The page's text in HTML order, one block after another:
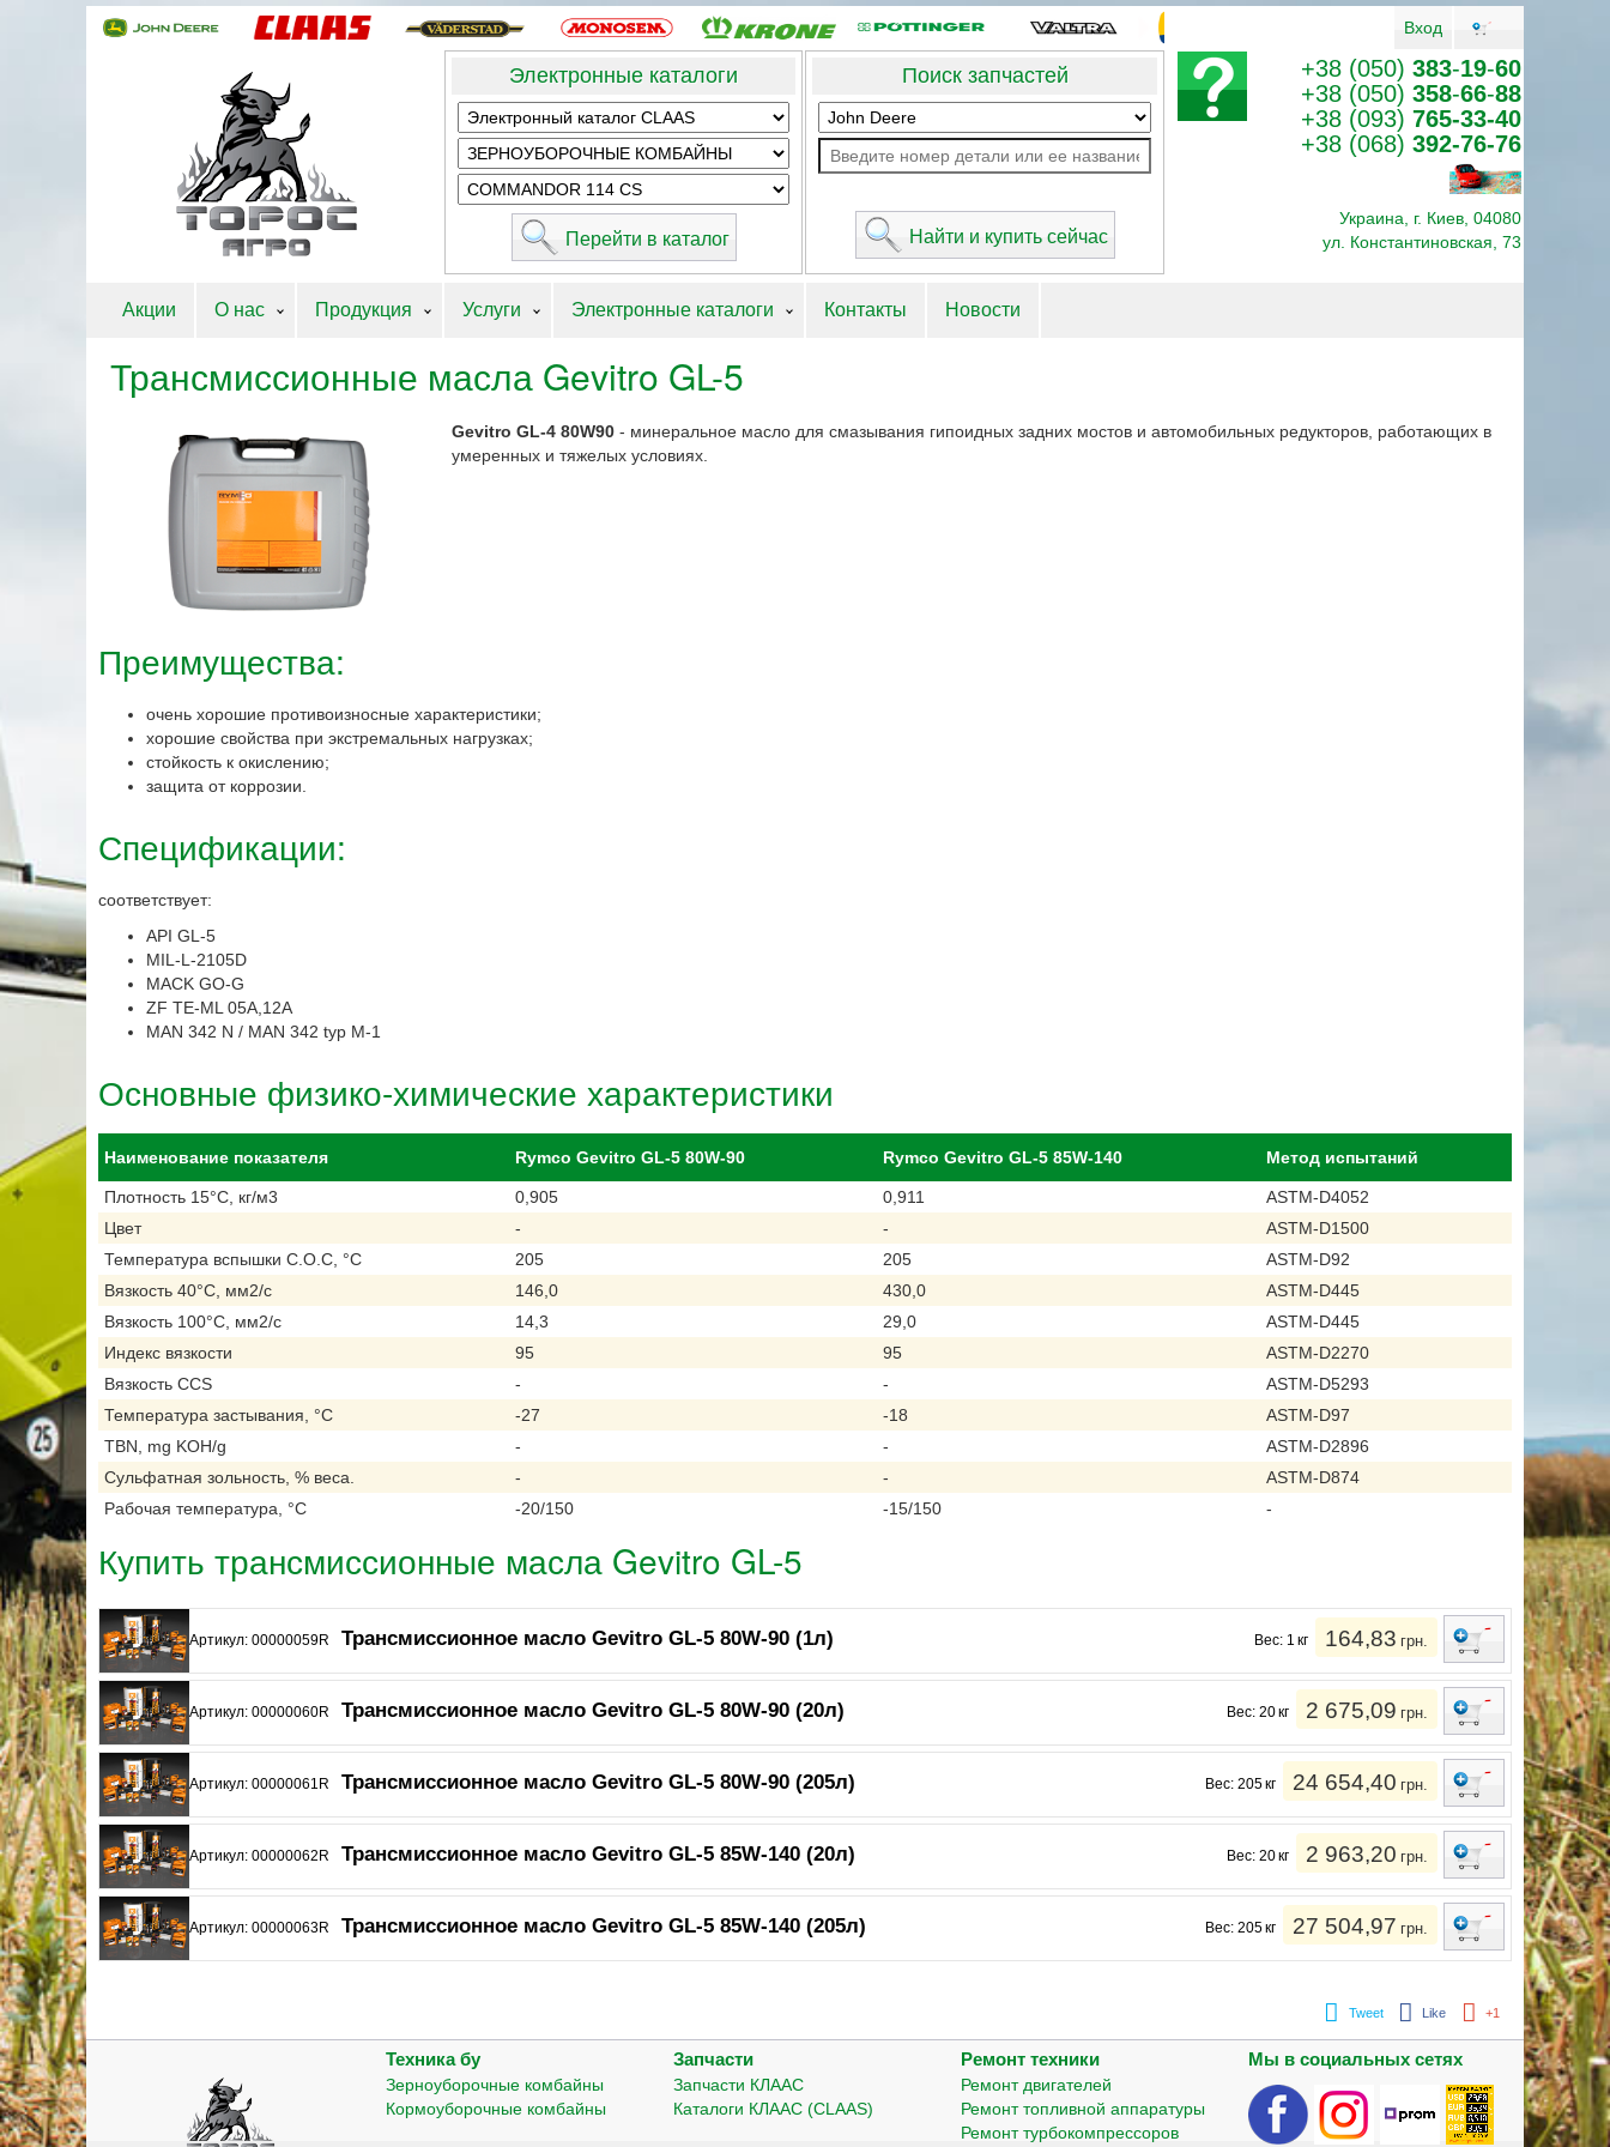
Вход
Электронные каталоги +38 (050) 383-19-60
+38 (050) 358-66-88
+38 (093) 765-33-40
+38 (068) 392-76-76
Украина, г. Киев, 04080
ул. Константиновская, 73
Поиск запчастей
Акции О нас Продукция Услуги Электронные каталоги Контакты Новости
Трансмиссионные масла Gevitro GL-5
Gevitro GL-4 80W90 - минеральное масло для смазывания гипоидных задних мостов и автомобильных редукторов, работающих в
умеренных и тяжелых условиях.
Преимущества:
очень хорошие противоизносные характеристики;
хорошие свойства при экстремальных нагрузках;
стойкость к окислению;
защита от коррозии.
Спецификации:
соответствует:
API GL-5
MIL-L-2105D
MACK GO-G
ZF TE-ML 05A,12A
MAN 342 N / MAN 342 typ M-1
Основные физико-химические характеристики
Наименование показателя Rymco Gevitro GL-5 80W-90 Rymco Gevitro GL-5 85W-140 Метод испытаний
Плотность 15°C, кг/м3 0,905 0,911
ASTM-D4052
Цвет
- -
ASTM-D1500
Температура вспышки С.О.С, °C
205 205
ASTM-D92
Вязкость 40°C, мм2/с
146,0 430,0
ASTM-D445
Вязкость 100°C, мм2/с
14,3 29,0
ASTM-D445
Индекс вязкости
95 95
ASTM-D2270
Вязкость CCS
- -
ASTM-D5293
Температура застывания, °C
-27 -18
ASTM-D97
TBN, mg KOH/g
- -
ASTM-D2896
Сульфатная зольность, % веса.
- -
ASTM-D874
Рабочая температура, °C
-20/150 -15/150 -
Купить трансмиссионные масла Gevitro GL-5
Артикул: 00000059R Трансмиссионное масло Gevitro GL-5 80W-90 (1л) Вес: 1 кг 164,83 грн.
Артикул: 00000060R Трансмиссионное масло Gevitro GL-5 80W-90 (20л) Вес: 20 кг 2 675,09 грн.
Артикул: 00000061R Трансмиссионное масло Gevitro GL-5 80W-90 (205л) Вес: 205 кг 24 654,40 грн.
Артикул: 00000062R Трансмиссионное масло Gevitro GL-5 85W-140 (20л) Вес: 20 кг 2 963,20 грн.
Артикул: 00000063R Трансмиссионное масло Gevitro GL-5 85W-140 (205л) Вес: 205 кг 27 504,97 грн.
Tweet Like +1
Техника бу
Зерноуборочные комбайны
Кормоуборочные комбайны
Запчасти
Запчасти КЛААС
Каталоги КЛААС (CLAAS)
Ремонт техники
Ремонт двигателей
Ремонт топливной аппаратуры
Ремонт турбокомпрессоров
Мы в социальных сетях